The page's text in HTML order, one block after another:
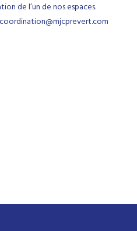
de l’un de nos espaces.
coordination@mjcprevert.com